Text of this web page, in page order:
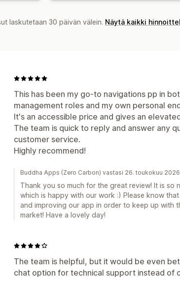
laskutetaan 30 päivän välein. Näytä kaikki
This has been my go-to navigations pp in
management roles and my own personal
It's an accessible price and gives an
The team is quick to reply and answer any
customer service.
Highly recommend!
Buddha Apps (Zero Carbon) vastasi 26. toukokuu 2026
Thank you so much for the great review! It is so
which is happy with our work :) Please know
and improving our app in order to keep up with
market! Have a lovely day!
The team is helpful, but it would be even
chat option for technical support instead of